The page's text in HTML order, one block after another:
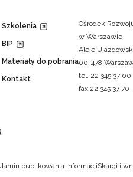
Szkolenia
BIP
Materiały do pobrania
Kontakt
Ośrodek
w Warszawie
Aleje
00-478
tel. 22 345 37 00
fax 22 345 37 70
publikowania informacjiSkargi i